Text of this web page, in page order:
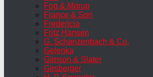
Fog & Morup
France & Son
Fredericia
Fritz Hansen
G. Schanzenbach & Co.
Gelenka
Gimson & Slater
Girsberger